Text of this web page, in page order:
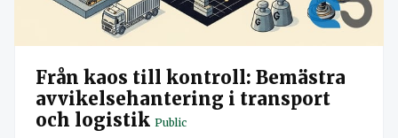
Från kaos till kontroll: Bemästra
avvikelsehantering i transport
och logistik Public